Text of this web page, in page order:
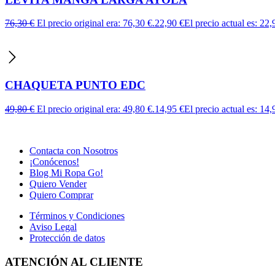
76,30€ El precio original era: 76,30 €.22,90 €El precio actual es:
CHAQUETA PUNTO EDC
49,80€ El precio original era: 49,80 €.14,95 €El precio actual es:
Contacta con Nosotros
¡Conócenos!
Blog Mi Ropa Go!
Quiero Vender
Quiero Comprar
Términos y Condiciones
Aviso Legal
Protección de datos
ATENCIÓN AL CLIENTE